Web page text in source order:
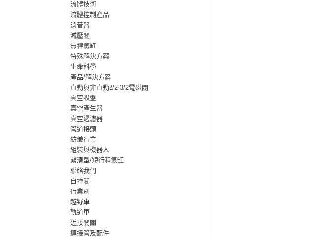
流體技術
流體控制產品
消音器
減壓閥
無桿氣缸
特殊解決方案
生命科學
產品/解決方案
直動與非直動2/2-3/2電磁閥
真空吸盤
真空產生器
真空過濾器
管道接頭
紡織行業
組裝與機器人
緊湊型/短行程氣缸
聯絡我們
自控閥
行業別
越野車
軌道車
近接開關
連接管及配件